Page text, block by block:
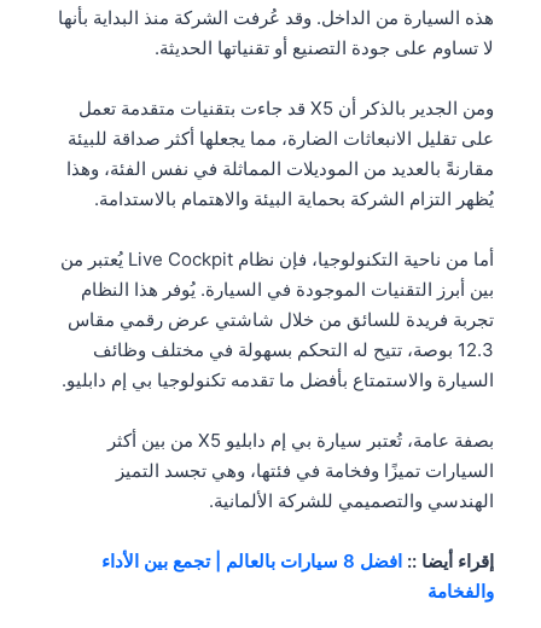
هذه السيارة من الداخل. وقد عُرفت الشركة منذ البداية بأنها
لا تساوم على جودة التصنيع أو تقنياتها الحديثة.
ومن الجدير بالذكر أن X5 قد جاءت بتقنيات متقدمة تعمل
على تقليل الانبعاثات الضارة، مما يجعلها أكثر صداقة للبيئة
مقارنةً بالعديد من الموديلات المماثلة في نفس الفئة، وهذا
يُظهر التزام الشركة بحماية البيئة والاهتمام بالاستدامة.
أما من ناحية التكنولوجيا، فإن نظام Live Cockpit يُعتبر من
بين أبرز التقنيات الموجودة في السيارة. يُوفر هذا النظام
تجربة فريدة للسائق من خلال شاشتي عرض رقمي مقاس
12.3 بوصة، تتيح له التحكم بسهولة في مختلف وظائف
السيارة والاستمتاع بأفضل ما تقدمه تكنولوجيا بي إم دابليو.
بصفة عامة، تُعتبر سيارة بي إم دابليو X5 من بين أكثر
السيارات تميزًا وفخامة في فئتها، وهي تجسد التميز
الهندسي والتصميمي للشركة الألمانية.
إقراء أيضا ::
افضل 8 سيارات بالعالم | تجمع بين الأداء
والفخامة